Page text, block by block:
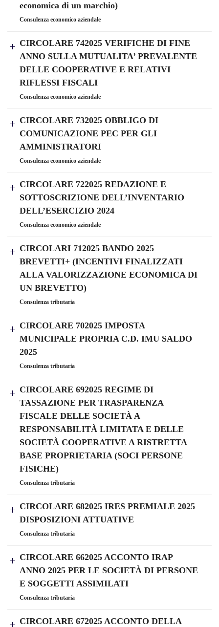
economica di un marchio)
Consulenza economico aziendale
CIRCOLARE 742025 VERIFICHE DI FINE
ANNO SULLA MUTUALITA’ PREVALENTE
DELLE COOPERATIVE E RELATIVI
RIFLESSI FISCALI
Consulenza economico aziendale
CIRCOLARE 732025 OBBLIGO DI
COMUNICAZIONE PEC PER GLI
AMMINISTRATORI
Consulenza economico aziendale
CIRCOLARE 722025 REDAZIONE E
SOTTOSCRIZIONE DELL’INVENTARIO
DELL’ESERCIZIO 2024
Consulenza economico aziendale
CIRCOLARI 712025 BANDO 2025
BREVETTI+ (INCENTIVI FINALIZZATI
ALLA VALORIZZAZIONE ECONOMICA DI
UN BREVETTO)
Consulenza tributaria
CIRCOLARE 702025 IMPOSTA
MUNICIPALE PROPRIA C.D. IMU SALDO
2025
Consulenza tributaria
CIRCOLARE 692025 REGIME DI
TASSAZIONE PER TRASPARENZA
FISCALE DELLE SOCIETÀ A
RESPONSABILITÀ LIMITATA E DELLE
SOCIETÀ COOPERATIVE A RISTRETTA
BASE PROPRIETARIA (SOCI PERSONE
FISICHE)
Consulenza tributaria
CIRCOLARE 682025 IRES PREMIALE 2025
DISPOSIZIONI ATTUATIVE
Consulenza tributaria
CIRCOLARE 662025 ACCONTO IRAP
ANNO 2025 PER LE SOCIETÀ DI PERSONE
E SOGGETTI ASSIMILATI
Consulenza tributaria
CIRCOLARE 672025 ACCONTO DELLA